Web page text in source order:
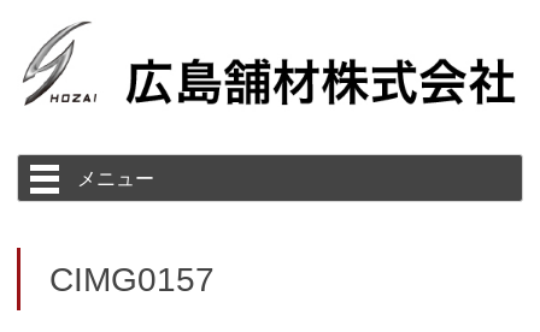
メニュー
CIMG0157